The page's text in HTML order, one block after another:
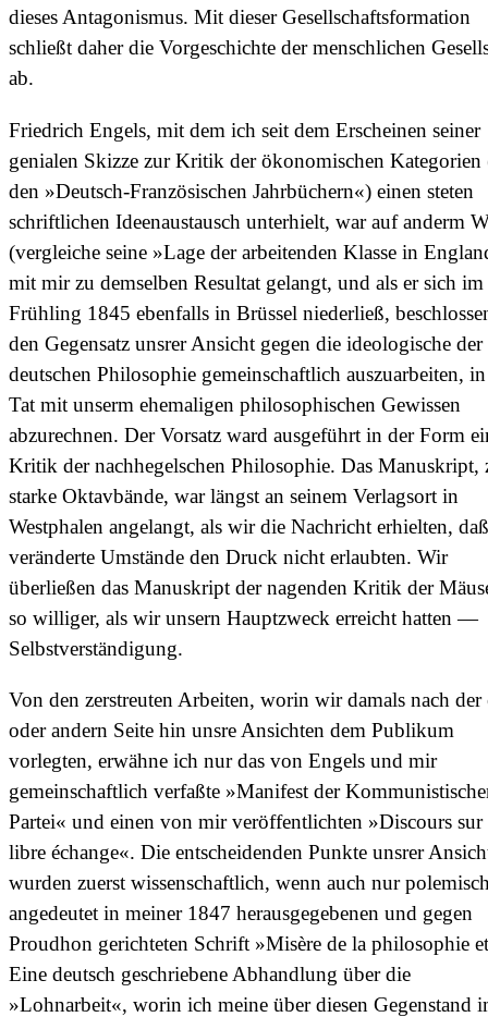
dieses Antagonismus. Mit dieser Gesellschaftsformation
schließt daher die Vorgeschichte der menschlichen
ab.
Friedrich Engels, mit dem ich seit dem Erscheinen seiner
genialen Skizze zur Kritik der ökonomischen Kategorien
den »Deutsch-Französischen Jahrbüchern«) einen steten
schriftlichen Ideenaustausch unterhielt, war auf anderm
(vergleiche seine »Lage der arbeitenden Klasse in
mit mir zu demselben Resultat gelangt, und als er sich im
Frühling 1845 ebenfalls in Brüssel niederließ,
den Gegensatz unsrer Ansicht gegen die ideologische der
deutschen Philosophie gemeinschaftlich auszuarbeiten,
Tat mit unserm ehemaligen philosophischen Gewissen
abzurechnen. Der Vorsatz ward ausgeführt in der Form
Kritik der nachhegelschen Philosophie. Das Manuskript,
starke Oktavbände, war längst an seinem Verlagsort in
Westphalen angelangt, als wir die Nachricht erhielten, daß
veränderte Umstände den Druck nicht erlaubten. Wir
überließen das Manuskript der nagenden Kritik der
so williger, als wir unsern Hauptzweck erreicht hatten —
Selbstverständigung.
Von den zerstreuten Arbeiten, worin wir damals nach der
oder andern Seite hin unsre Ansichten dem Publikum
vorlegten, erwähne ich nur das von Engels und mir
gemeinschaftlich verfaßte »Manifest der
Partei« und einen von mir veröffentlichten »Discours sur
libre échange«. Die entscheidenden Punkte unsrer
wurden zuerst wissenschaftlich, wenn auch nur
angedeutet in meiner 1847 herausgegebenen und gegen
Proudhon gerichteten Schrift »Misère de la philosophie
Eine deutsch geschriebene Abhandlung über die
»Lohnarbeit«, worin ich meine über diesen Gegenstand